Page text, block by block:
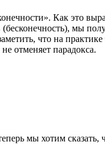
Как это
мы
что на
отменяет парадокса.
мы хотим сказать,